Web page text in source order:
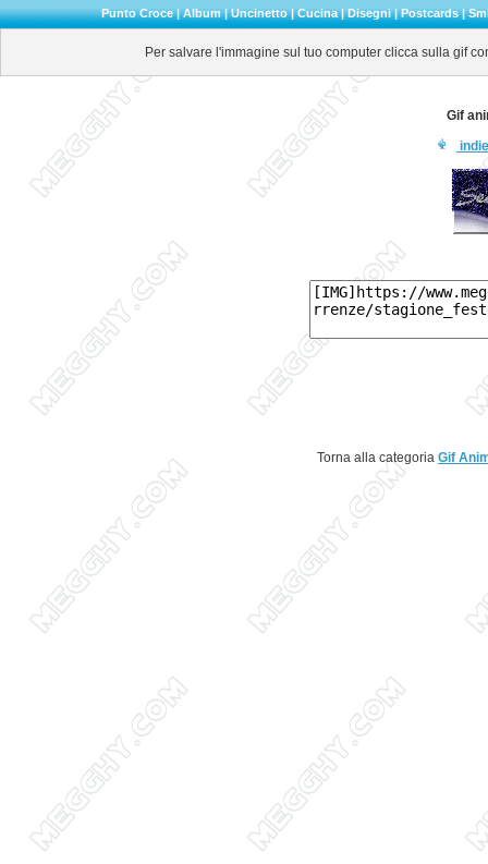
Punto Croce|Album|Uncinetto|Cucina|Disegni|Postcards|
Per salvare l'immagine sul tuo computer clicca sulla gif
Gif
Torna alla categoria Gif